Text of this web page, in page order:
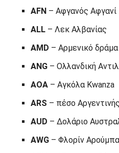
AFN – Αφγανός Αφγανί
ALL – Λεκ Αλβανίας
AMD – Αρμενικό δράμα
ANG – Ολλανδική
AOA – Αγκόλα Kwanza
ARS – πέσο Αργεντινής
AUD – Δολάριο
AWG – Φλορίν Αρούμπα